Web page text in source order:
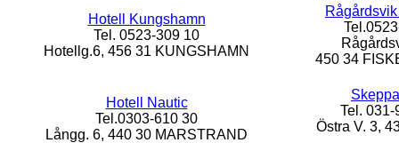
Hotell Kungshamn
Tel. 0523-309 10
Hotellg.6, 456 31 KUNGSHAMN
450 34
Hotell Nautic
Tel.0303-610 30
Långg. 6, 440 30 MARSTRAND
Tel. 031-
Östra V. 3,